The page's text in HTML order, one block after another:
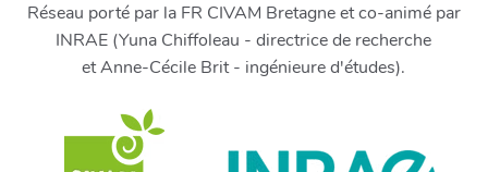
Réseau porté par la FR CIVAM Bretagne et co-animé par
INRAE (Yuna Chiffoleau - directrice de recherche
et Anne-Cécile Brit - ingénieure d'études).